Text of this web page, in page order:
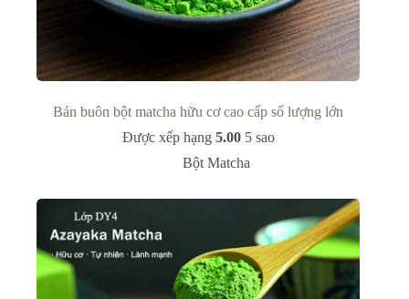
Bán buôn bột matcha hữu cơ cao cấp số lượng lớn
Được xếp hạng 5.005 sao
Bột Matcha